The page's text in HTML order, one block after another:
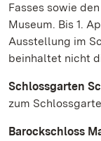
Fasses sowie
Museum. Bis 1.
Ausstellung im
beinhaltet nicht
Schlossgarten
zum
Barockschloss